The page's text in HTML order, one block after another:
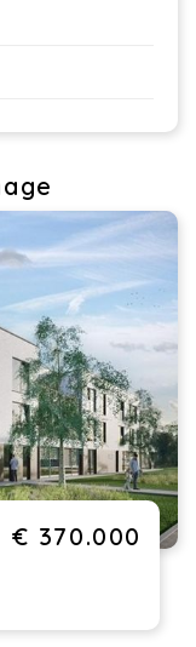
€ 370.000